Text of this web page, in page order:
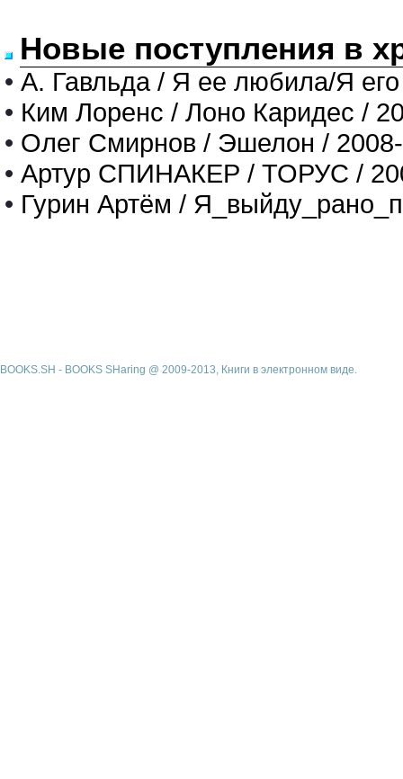
Новые поступления в
• А. Гавльда / Я ее любила/Я
• Ким Лоренс / Лоно Каридес /
• Олег Смирнов / Эшелон /
• Артур СПИНАКЕР / ТОРУС /
• Гурин Артём /
BOOKS.SH - BOOKS SHaring @ 2009-2013, Книги в электронном виде.